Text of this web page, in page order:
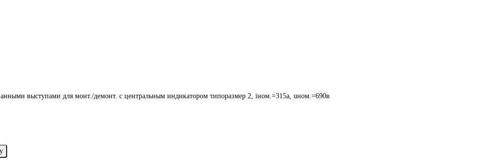
выступами для монт./демонт. с центральным индикатором типоразмер 2, iном.=315a, uном.=690в